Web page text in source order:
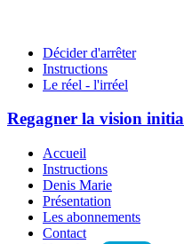
Décider d'arrêter
Instructions
Le réel - l'irréel
Regagner la vision
Accueil
Instructions
Denis Marie
Présentation
Les abonnements
Contact